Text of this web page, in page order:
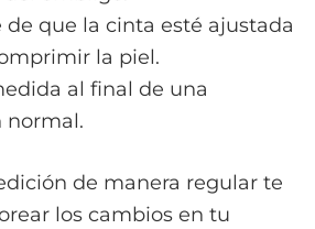
de que la cinta esté ajustada
la piel.
al final de una
normal.
de manera regular te
los cambios en tu